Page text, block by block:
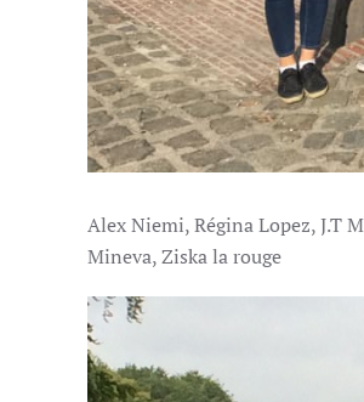
Alex Niemi, Régina Lopez, J.T
Mineva, Ziska la rouge